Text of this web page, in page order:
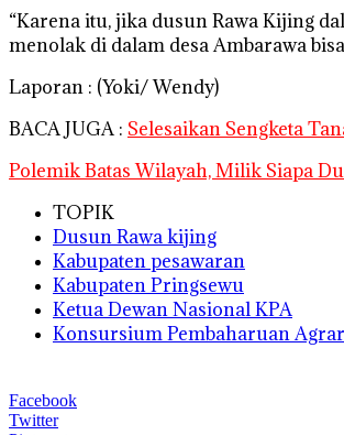
“Karena itu, jika dusun Rawa Kijing
menolak di dalam desa Ambarawa
Laporan : (Yoki/ Wendy)
BACA JUGA : Selesaikan Sengketa
Polemik Batas Wilayah, Milik Siapa
TOPIK
Dusun Rawa kijing
Kabupaten pesawaran
Kabupaten Pringsewu
Ketua Dewan Nasional KPA
Konsursium Pembaharuan
Facebook
Twitter